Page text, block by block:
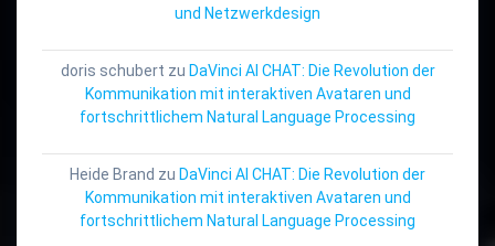
und Netzwerkdesign
doris schubert zu DaVinci AI CHAT: Die Revolution der
Kommunikation mit interaktiven Avataren und
fortschrittlichem Natural Language Processing
Heide Brand zu DaVinci AI CHAT: Die Revolution der
Kommunikation mit interaktiven Avataren und
fortschrittlichem Natural Language Processing